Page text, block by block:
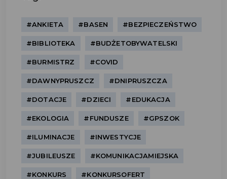
#ANKIETA #BASEN #BEZPIECZEŃSTWO
#BIBLIOTEKA #BUDŻETOBYWATELSKI
#BURMISTRZ #COVID
#DAWNYPRUSZCZ #DNIPRUSZCZA
#DOTACJE #DZIECI #EDUKACJA
#EKOLOGIA #FUNDUSZE #GPSZOK
#ILUMINACJE #INWESTYCJE
#JUBILEUSZE #KOMUNIKACJAMIEJSKA
#KONKURS #KONKURSOFERT